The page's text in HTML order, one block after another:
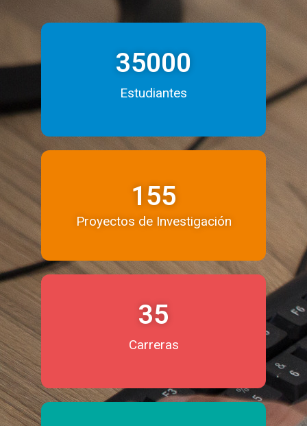
35000
Estudiantes
155
Proyectos de Investigación
35
Carreras